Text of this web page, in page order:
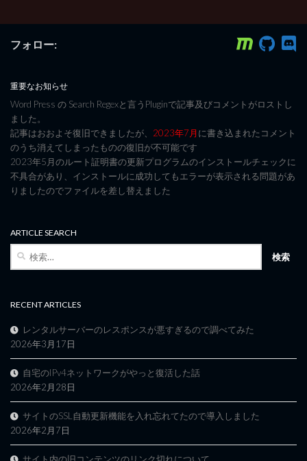
フォロー:
重要なお知らせ
Word Press の Search Regexと言うPluginで記事及びコメントがロストし
ました。
記事はおおよそ復旧できましたが、 2023年7月に書き込まれたコメント
のうち消えてしまったものの復旧が不可能です
2023年5月のルート証明書の更新プログラムのインストールチェックに
不具合があり、インストールに成功してもエラーが表示される問題があ
りましたのでファイルを差し替えました
ARTICLE SEARCH
RECENT ARTICLES
レンタルサーバーのレスポンスが悪すぎるので調べてみた
2026年3月17日
自宅のIPv4ネットワークがやっと復活した話
2026年2月28日
サイトのSSL自動更新機能を入れ忘れてたので導入しました
2026年2月7日